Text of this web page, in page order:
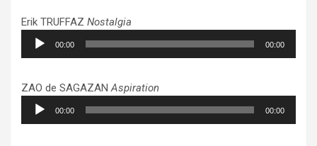
Erik TRUFFAZ Nostalgia
Lecteur
audio
00:00 00:00
ZAO de SAGAZANAspiration
Lecteur
audio
00:00 00:00